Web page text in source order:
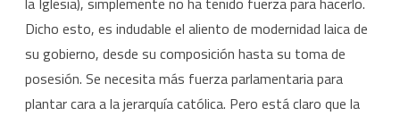
Dicho esto, es indudable el aliento de modernidad laica de
su gobierno, desde su composición hasta su toma de
posesión. Se necesita más fuerza parlamentaria para
plantar cara a la jerarquía católica. Pero está claro que la